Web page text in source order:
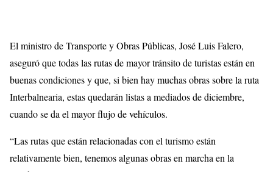
El ministro de Transporte y Obras Públicas, José Luis Falero,
aseguró que todas las rutas de mayor tránsito de turistas están en
buenas condiciones y que, si bien hay muchas obras sobre la ruta
Interbalnearia, estas quedarán listas a mediados de diciembre,
cuando se da el mayor flujo de vehículos.
“Las rutas que están relacionadas con el turismo están
relativamente bien, tenemos algunas obras en marcha en la